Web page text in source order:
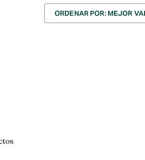
Ordenar
ORDENAR POR: MEJOR